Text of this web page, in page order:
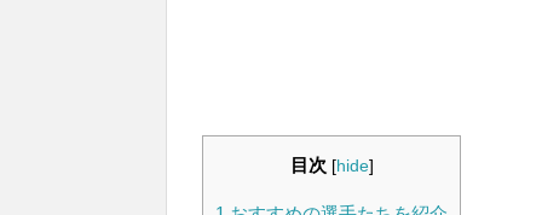
目次 [hide]